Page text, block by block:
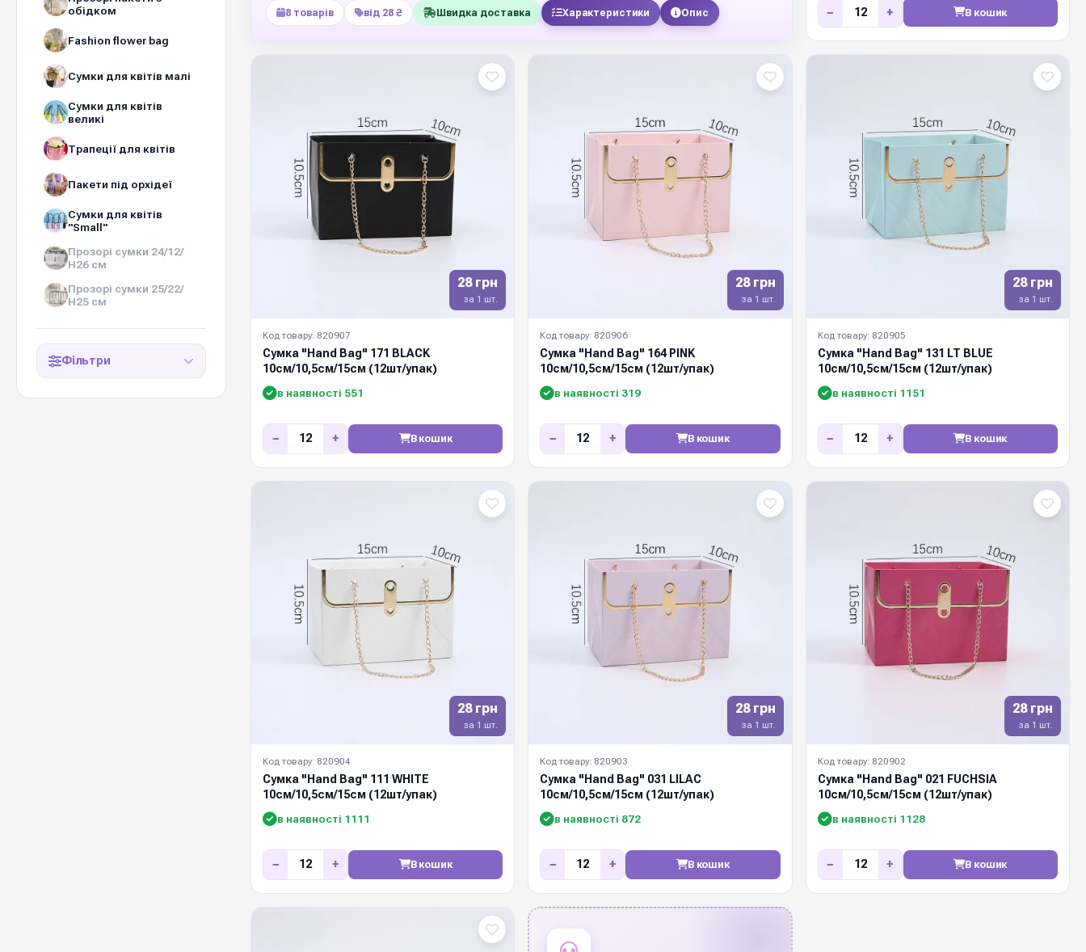
обідком
Fashion flower bag
Сумки для квітів малі
Сумки для квітів
великі
Трапеції для квітів
Пакети під орхідеї
Сумки для квітів
"Small"
Прозорі сумки 24/12/
Н26 см
Прозорі сумки 25/22/
Н25 см
Фільтри
8 товарів від 28 ₴ Швидка доставка Характеристики Опис − + В кошик
28 грн
за 1 шт.
Код товару: 820907
Сумка "Hand Bag" 171 BLACK
10см/10,5см/15см (12шт/упак)
в наявності 551
− + В кошик
28 грн
за 1 шт.
Код товару: 820906
Сумка "Hand Bag" 164 PINK
10см/10,5см/15см (12шт/упак)
в наявності 319
− + В кошик
28 грн
за 1 шт.
Код товару: 820905
Сумка "Hand Bag" 131 LT BLUE
10см/10,5см/15см (12шт/упак)
в наявності 1151
− + В кошик
28 грн
за 1 шт.
Код товару: 820904
Сумка "Hand Bag" 111 WHITE
10см/10,5см/15см (12шт/упак)
в наявності 1111
− + В кошик
28 грн
за 1 шт.
Код товару: 820903
Сумка "Hand Bag" 031 LILAC
10см/10,5см/15см (12шт/упак)
в наявності 872
− + В кошик
28 грн
за 1 шт.
Код товару: 820902
Сумка "Hand Bag" 021 FUCHSIA
10см/10,5см/15см (12шт/упак)
в наявності 1128
− + В кошик